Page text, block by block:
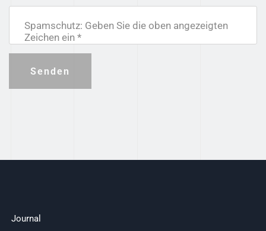
Spamschutz: Geben Sie die oben angezeigten
Zeichen ein *
Senden
Journal